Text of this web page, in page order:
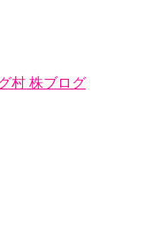
村 株ブログ